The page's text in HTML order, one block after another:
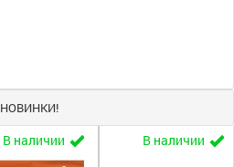
НОВИНКИ!
В наличии В наличии